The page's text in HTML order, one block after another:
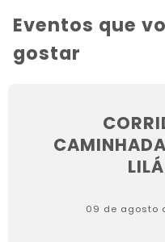
Eventos que
gostar
09 de agosto